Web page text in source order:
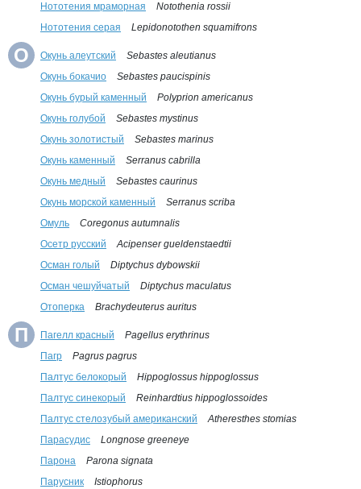
Нототения мраморная
Notothenia rossii
Нототения серая
Lepidonotothen squamifrons
О Окунь алеутский
Sebastes aleutianus
Окунь бокачио
Sebastes paucispinis
Окунь бурый каменный
Polyprion americanus
Окунь голубой
Sebastes mystinus
Окунь золотистый
Sebastes marinus
Окунь каменный
Serranus cabrilla
Окунь медный
Sebastes caurinus
Окунь морской каменный
Serranus scriba
Омуль
Coregonus autumnalis
Осетр русский
Acipenser gueldenstaedtii
Осман голый
Diptychus dybowskii
Осман чешуйчатый
Diptychus maculatus
Отоперка
Brachydeuterus auritus
П Пагелл красный
Pagellus erythrinus
Пагр
Pagrus pagrus
Палтус белокорый
Hippoglossus hippoglossus
Палтус синекорый
Reinhardtius hippoglossoides
Палтус стелозубый американский
Atheresthes stomias
Парасудис
Longnose greeneye
Парона
Parona signata
Парусник
Istiophorus